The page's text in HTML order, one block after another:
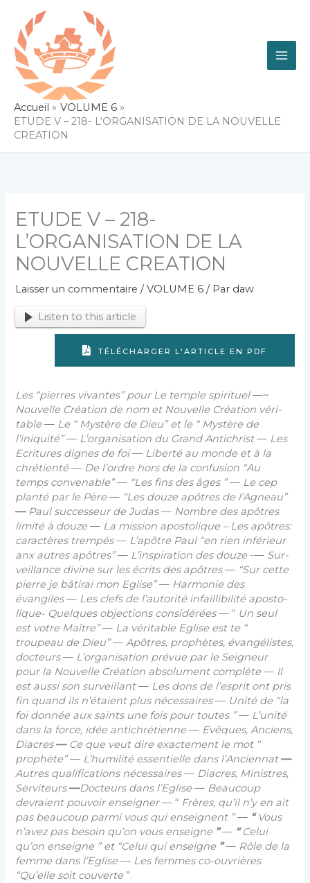
contenu
Accueil
VOLUME 6
ETUDE V – 218- L’ORGANISATION DE LA NOUVELLE
CREATION
ETUDE V – 218-
L’ORGANISATION DE LA
NOUVELLE CREATION
Laisser un commentaire /VOLUME 6 / Par daw
Listen to this article
TÉLÉCHARGER L'ARTICLE EN PDF
Les “pierres vivantes” pour Le temple spirituel—~
Nouvelle Création de nom et Nouvelle Création véri­
table— Le “ Mystère de Dieu” et le “ Mystère de
l’iniquité”— L’organisation du Grand Antichrist— Les
Ecritures dignes de foi— Liberté au monde et à la
chrétienté— De l’ordre hors de la confusion “Au
temps convenable”— “Les fins des âges ”— Le cep
planté par le Père— “Les douze apôtres de l’Agneau”
— Paul successeur de Judas— Nombre des apôtres
limité à douze— La mission apostolique – Les apôtres:
ca­ractères trempés— L’apôtre Paul “en rien inférieur
anx autres apôtres”— L’inspiration des douze -— Sur­
veillance divine sur les écrits des apôtres— “Sur cette
pierre je bâtirai mon Eglise”— Harmonie des
évangiles— Les clefs de l’autorité infaillibilité aposto­
lique- Quelques objections considérées— “ Un seul
est votre Maître”— La véritable Eglise est te “
troupeau de Dieu”—Apôtres, prophètes, évangélistes,
doc­teurs— L’organisation prévue par le Seigneur
pour la Nouvelle Création absolument complète— Il
est aussi son surveillant— Les dons de l’esprit ont pris
fin quand ils n’étaient plus nécessaires— Unité de “la
foi donnée aux saints une fois pour toutes ”— L’unité
dans la force, idée antichrétienne— Evêques, Anciens,
Diacres— Ce que veut dire exactement le mot “
prophète”— L’hu­milité essentielle dans l’Anciennat—
Autres qualifica­tions nécessaires— Diacres, Ministres,
Serviteurs—Docteurs dans l’Eglise— Beaucoup
devraient pouvoir enseigner— “ Frères, qu’il n’y en ait
pas beaucoup parmi vous qui enseignent ”— “Vous
n’avez pas besoin qu’on vous enseigne ”— “Celui
qu’on enseigne ” et “Celui qui enseigne ”— Rôle de la
femme dans l’Eglise— Les femmes co-ouvrières
“Qu’elle soit couverte ”.